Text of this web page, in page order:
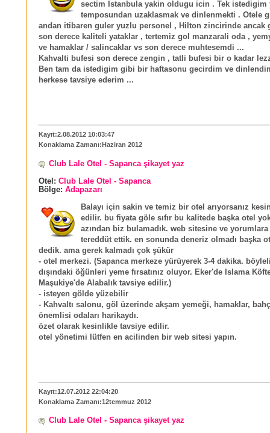
sectim İstanbula yakin oldugu icin . Tek istedigim
temposundan uzaklasmak ve dinlenmekti . Otele
andan itibaren guler yuzlu personel , Hilton zincirinde ancak
son derece kaliteli yataklar , tertemiz gol manzarali oda ,
ve hamaklar / salincaklar vs son derece muhtesemdi ...
Kahvalti bufesi son derece zengin , tatli bufesi bir o kadar
Ben tam da istedigim gibi bir haftasonu gecirdim ve
herkese tavsiye ederim ...
Kayıt:2.08.2012 10:03:47
Konaklama Zamanı:Haziran 2012
Club Lale Otel - Sapanca şikayet yaz
Otel: Club Lale Otel - Sapanca
Bölge: Adapazarı
Balayı için sakin ve temiz bir otel arıyorsanız
edilir. bu fiyata göle sıfır bu kalitede başka otel
azından biz bulamadık. web sitesine ve yorumlara
tereddüt ettik. en sonunda deneriz olmadı başka
dedik. ama gerek kalmadı çok şükür
- otel merkezi. (Sapanca merkeze yürüyerek 3-4 dakika.
dışındaki öğünleri yeme fırsatınız oluyor. Eker'de Islama
Maşukiye'de Alabalık tavsiye edilir.)
- isteyen gölde yüzebilir
- Kahvaltı salonu, göl üzerinde akşam yemeği, hamaklar,
önemlisi odaları harikaydı.
özet olarak kesinlikle tavsiye edilir.
otel yönetimi lütfen en acilinden bir web sitesi yapın.
Kayıt:12.07.2012 22:04:20
Konaklama Zamanı:12temmuz 2012
Club Lale Otel - Sapanca şikayet yaz